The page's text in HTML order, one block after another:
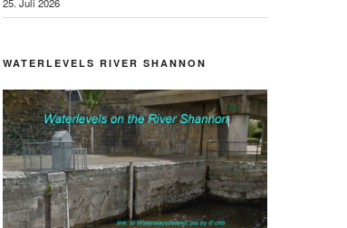
WATERLEVELS RIVER SHANNON